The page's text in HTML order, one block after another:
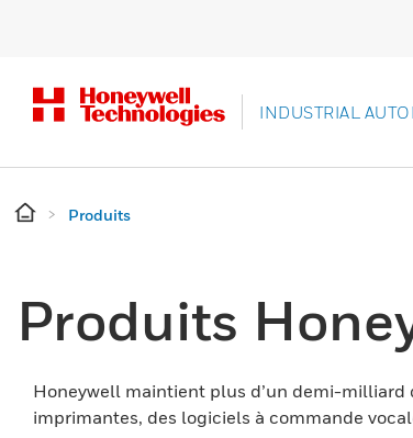
INDUSTRIAL
Produits
Produits
Honeywell maintient plus d’un demi-milliard
imprimantes, des logiciels à commande